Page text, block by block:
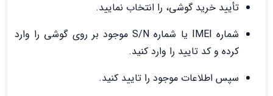
تأیید خرید گوشی، را انتخاب نمایید.
شماره IMEI یا شماره S/N موجود بر روی گوشی را وارد
کرده و کد تایید را وارد کنید.
سپس اطلاعات موجود را تایید کنید.